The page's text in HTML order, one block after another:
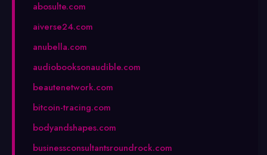
abosulte.com
aiverse24.com
anubella.com
audiobooksonaudible.com
beautenetwork.com
bitcoin-tracing.com
bodyandshapes.com
businessconsultantsroundrock.com